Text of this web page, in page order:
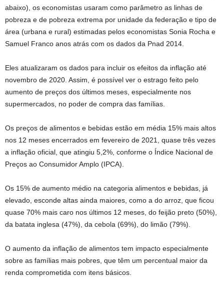
abaixo), os economistas usaram como parâmetro as linhas de
pobreza e de pobreza extrema por unidade da federação e tipo de
área (urbana e rural) estimadas pelos economistas Sonia Rocha e
Samuel Franco anos atrás com os dados da Pnad 2014.
Eles atualizaram os dados para incluir os efeitos da inflação até
novembro de 2020. Assim, é possível ver o estrago feito pelo
aumento de preços dos últimos meses, especialmente nos
supermercados, no poder de compra das famílias.
Os preços de alimentos e bebidas estão em média 15% mais altos
nos 12 meses encerrados em fevereiro de 2021, quase três vezes
a inflação oficial, que atingiu 5,2%, conforme o Índice Nacional de
Preços ao Consumidor Amplo (IPCA).
Os 15% de aumento médio na categoria alimentos e bebidas, já
elevado, esconde altas ainda maiores, como a do arroz, que ficou
quase 70% mais caro nos últimos 12 meses, do feijão preto (50%),
da batata inglesa (47%), da cebola (69%), do limão (79%).
O aumento da inflação de alimentos tem impacto especialmente
sobre as famílias mais pobres, que têm um percentual maior da
renda comprometida com itens básicos.